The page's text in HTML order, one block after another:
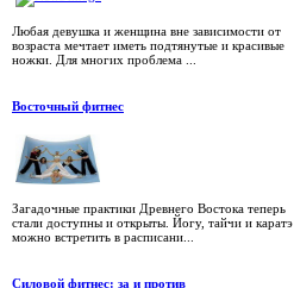
Любая девушка и женщина вне зависимости от
возраста мечтает иметь подтянутые и красивые
ножки. Для многих проблема ...
Восточный фитнес
Загадочные практики Древнего Востока теперь
стали доступны и открыты. Йогу, тайчи и каратэ
можно встретить в расписани...
Силовой фитнес: за и против